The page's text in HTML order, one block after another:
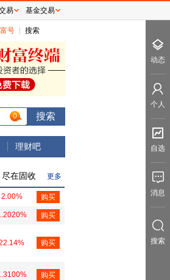
号 搜索
0
理财吧
在固收 更多
2.00% 购买
购买
购买
购买
易 基金交易
动态
个人
自选
消息
搜索